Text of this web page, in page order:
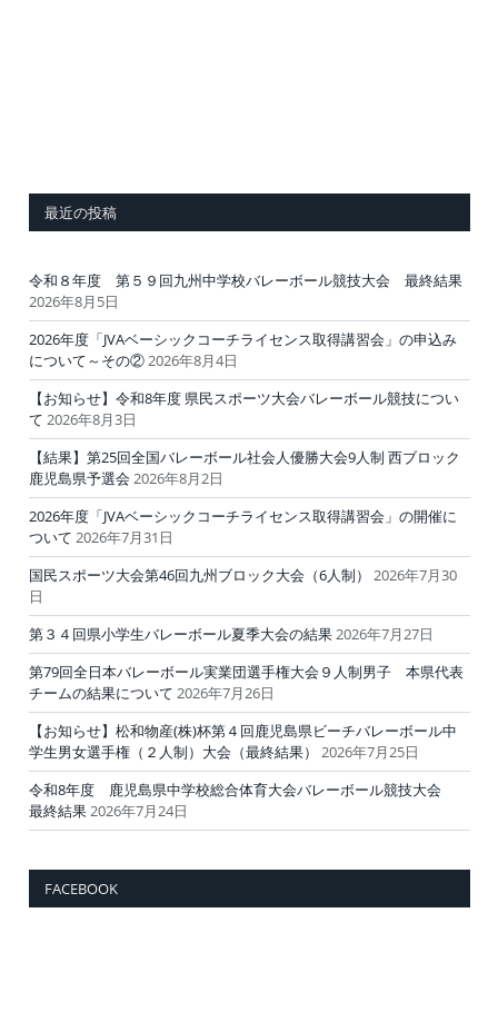
最近の投稿
令和８年度 第５９回九州中学校バレーボール競技大会 最終結果
2026年8月5日
2026年度「JVAベーシックコーチライセンス取得講習会」の申込み
について～その② 2026年8月4日
【お知らせ】令和8年度 県民スポーツ大会バレーボール競技につい
て 2026年8月3日
【結果】第25回全国バレーボール社会人優勝大会9人制 西ブロック
鹿児島県予選会 2026年8月2日
2026年度「JVAベーシックコーチライセンス取得講習会」の開催に
ついて 2026年7月31日
国民スポーツ大会第46回九州ブロック大会（6人制）
2026年7月30
日
第３４回県小学生バレーボール夏季大会の結果 2026年7月27日
第79回全日本バレーボール実業団選手権大会９人制男子 本県代表
チームの結果について 2026年7月26日
【お知らせ】松和物産(株)杯第４回鹿児島県ビーチバレーボール中
学生男女選手権（２人制）大会（最終結果）
2026年7月25日
令和8年度 鹿児島県中学校総合体育大会バレーボール競技大会
最終結果 2026年7月24日
FACEBOOK